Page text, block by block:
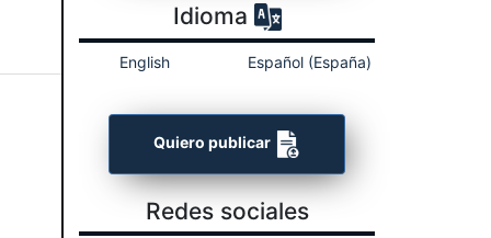
Idioma
English Español (España)
Quiero publicar
Redes sociales